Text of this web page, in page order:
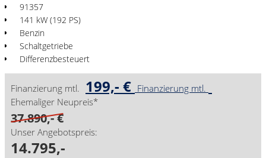
91357
141 kW (192 PS)
Benzin
Schaltgetriebe
Differenzbesteuert
Finanzierung mtl. 199,- € Finanzierung mtl.
Ehemaliger Neupreis*
37.890,- €
Unser Angebotspreis:
14.795,-